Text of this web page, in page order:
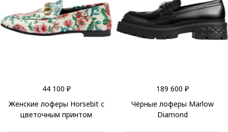
44 100 ₽
Женские лоферы Horsebit с
цветочным принтом
189 600 ₽
Чёрные лоферы Marlow
Diamond